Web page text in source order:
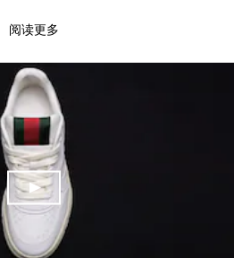
阅读更多